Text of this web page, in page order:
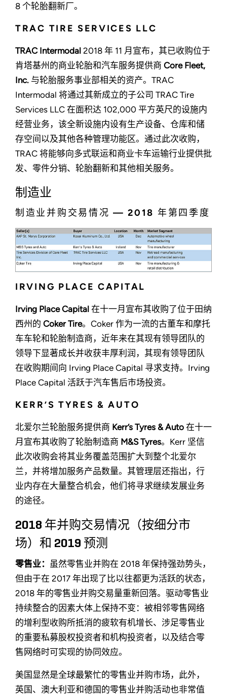
8 个轮胎翻新厂。
TRAC TIRE SERVICES LLC
TRAC Intermodal 2018 年 11 月宣布，其已收购位于
肯塔基州的商业轮胎和汽车服务提供商 Core Fleet,
Inc. 与轮胎服务事业部相关的资产。TRAC
Intermodal 将通过其新成立的子公司 TRAC Tire
Services LLC 在面积达 102,000 平方英尺的设施内
经营业务，该全新设施内设有生产设备、仓库和储
存空间以及其他各种管理功能区。通过此次收购，
TRAC 将能够向多式联运和商业卡车运输行业提供批
发、零件分销、轮胎翻新和其他相关服务。
制造业
制造业并购交易情况 — 2018 年第四季度
IRVING PLACE CAPITAL
Irving Place Capital 在十一月宣布其收购了位于田纳
西州的 Coker Tire。Coker 作为一流的古董车和摩托
车车轮和轮胎制造商，近年来在其现有领导团队的
领导下显著成长并收获丰厚利润，其现有领导团队
在收购期间向 Irving Place Capital 寻求支持。Irving
Place Capital 活跃于汽车售后市场投资。
KERR’S TYRES & AUTO
北爱尔兰轮胎服务提供商 Kerr’s Tyres & Auto 在十一
月宣布其收购了轮胎制造商 M&S Tyres。Kerr 坚信
此次收购会将其业务覆盖范围扩大到整个北爱尔
兰，并将增加服务产品数量。其管理层还指出，行
业内存在大量整合机会，他们将寻求继续发展业务
的途径。
2018 年并购交易情况（按细分市
场）和 2019 预测
零售业： 虽然零售业并购在 2018 年保持强劲势头，
但由于在 2017 年出现了比以往都更为活跃的状态，
2018 年的零售业并购交易量重新回落。驱动零售业
持续整合的因素大体上保持不变：被相邻零售网络
的增利型收购所抵消的疲软有机增长、涉足零售业
的重要私募股权投资者和机构投资者，以及结合零
售网络时可实现的协同效应。
美国显然是全球最繁忙的零售业并购市场，此外，
英国、澳大利亚和德国的零售业并购活动也非常值